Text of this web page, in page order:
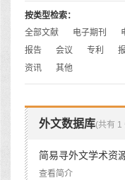
按类型检索：
全部文献
电子期刊
报告
会议 专利
资讯
其他
外文数据库(共有 1
简易寻外文学术
查看简介